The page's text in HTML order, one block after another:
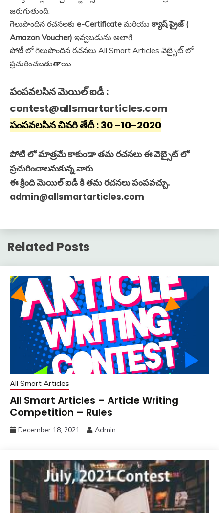
జరుగుతుంది.
గెలుపొందిన రచనలకు e-Certificate మరియు క్యాష్ ప్రైజ్ (
Amazon Voucher) ఇవ్వబడును అలాగే,
పోటీ లో గెలుపొందిన రచనలు All Smart Articles వెబ్సైట్ లో
ప్రచురించబడుతాయి.
పంపవలసిన మెయిల్ ఐడీ :
contest@allsmartarticles.com
పంపవలసిన చివరి తేదీ : 30 -10-2020
పోటీ లో మాత్రమే కాకుండా తమ రచనలు ఈ వెబ్సైట్ లో
ప్రచురించాలనుకున్న వారు
ఈ క్రింది మెయిల్ ఐడీ కి తమ రచనలు పంపవచ్చు.
admin@allsmartarticles.com
Related Posts
All Smart Articles
All Smart Articles – Article Writing
Competition – Rules
December 18, 2021 Admin